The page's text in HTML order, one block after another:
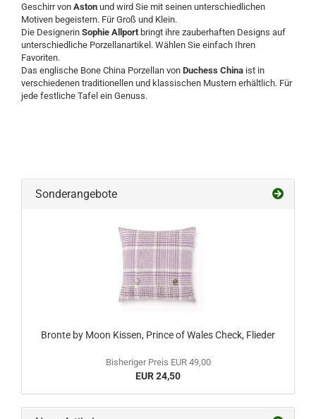
Geschirr von Aston und wird Sie mit seinen unterschiedlichen
Motiven begeistern. Für Groß und Klein.
Die Designerin Sophie Allport bringt ihre zauberhaften Designs auf
unterschiedliche Porzellanartikel. Wählen Sie einfach Ihren
Favoriten.
Das englische Bone China Porzellan von Duchess China ist in
verschiedenen traditionellen und klassischen Mustern erhältlich. Für
jede festliche Tafel ein Genuss.
Sonderangebote
Bronte by Moon Kissen, Prince of Wales Check, Flieder
Bisheriger Preis EUR 49,00
EUR 24,50